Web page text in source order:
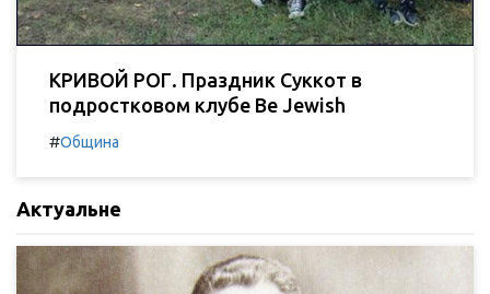
КРИВОЙ РОГ. Праздник Суккот в
подростковом клубе Be Jewish
#Община
Актуальне